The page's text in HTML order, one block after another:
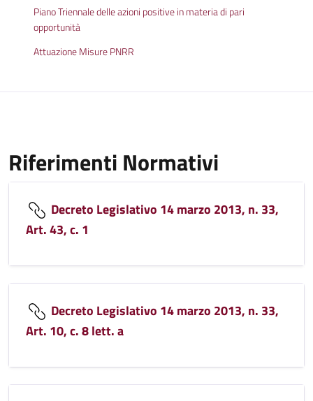
Piano Triennale delle azioni positive in materia di pari
opportunità
Attuazione Misure PNRR
Riferimenti Normativi
Decreto Legislativo 14 marzo 2013, n. 33,
Art. 43, c. 1
Decreto Legislativo 14 marzo 2013, n. 33,
Art. 10, c. 8 lett. a